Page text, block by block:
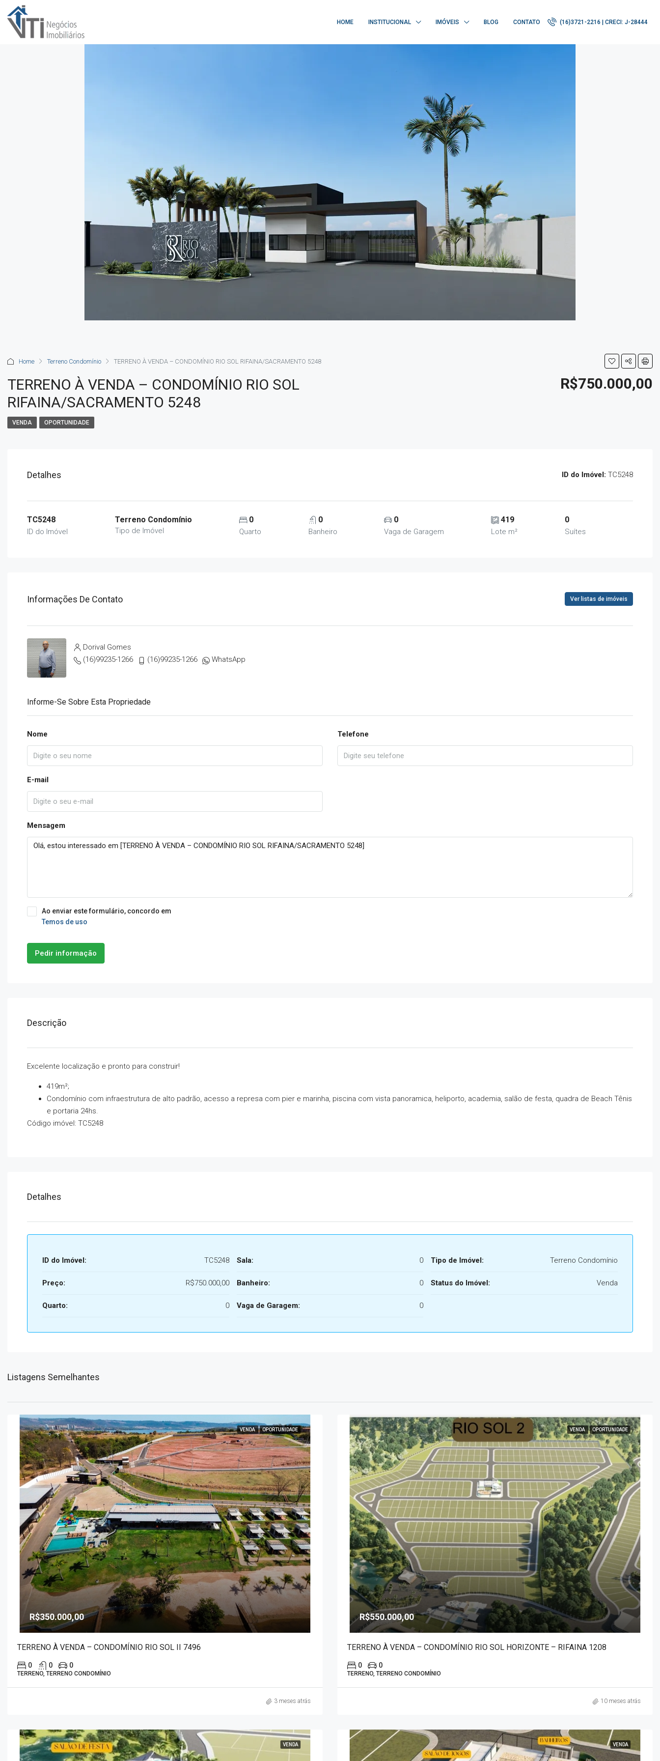
HOME INSTITUCIONAL IMÓVEIS BLOG CONTATO (16)3721-2216 | CRECI: J-28444
Home Terreno Condomínio TERRENO À VENDA – CONDOMÍNIO RIO SOL RIFAINA/SACRAMENTO 5248
TERRENO À VENDA – CONDOMÍNIO RIO SOL
RIFAINA/SACRAMENTO 5248
R$750.000,00
VENDA OPORTUNIDADE
Detalhes ID do Imóvel: TC5248
TC5248
ID do Imóvel
Terreno Condomínio
Tipo de Imóvel
0
Quarto
0
Banheiro
0
Vaga de Garagem
419
Lote m²
0
Suítes
Informações De Contato Ver listas de imóveis
Dorival Gomes
(16)99235-1266
(16)99235-1266 WhatsApp
Informe-Se Sobre Esta Propriedade
Nome Telefone
E-mail
Mensagem
Ao enviar este formulário, concordo em
Temos de uso
Pedir informação
Descrição
Excelente localização e pronto para construir!
419m²;
Condomínio com infraestrutura de alto padrão, acesso a represa com pier e marinha, piscina com vista panoramica, heliporto, academia, salão de festa, quadra de Beach Tênis
e portaria 24hs.
Código imóvel: TC5248
Detalhes
ID do Imóvel: TC5248
Preço: R$750.000,00
Quarto: 0
Sala: 0
Banheiro: 0
Vaga de Garagem: 0
Tipo de Imóvel: Terreno Condomínio
Status do Imóvel: Venda
Listagens Semelhantes
VENDA OPORTUNIDADE
R$350.000,00
TERRENO À VENDA – CONDOMÍNIO RIO SOL II 7496
0 0 0
TERRENO, TERRENO CONDOMÍNIO
3 meses atrás
VENDA OPORTUNIDADE
R$550.000,00
TERRENO À VENDA – CONDOMÍNIO RIO SOL HORIZONTE – RIFAINA 1208
0 0
TERRENO, TERRENO CONDOMÍNIO
10 meses atrás
VENDA VENDA